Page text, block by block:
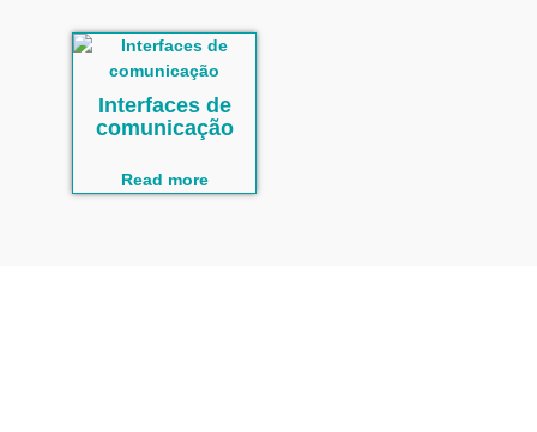
Interfaces de
comunicação
Read more